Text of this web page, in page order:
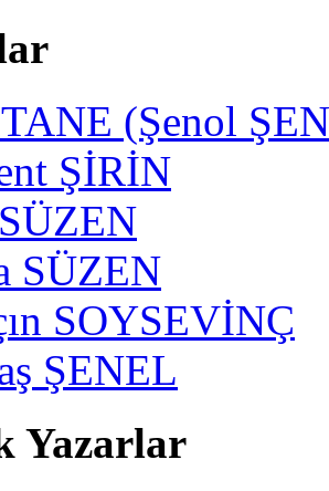
(Şenol
ŞİRİN
SÜZEN
SOYSEVİNÇ
ŞENEL
Yazarlar